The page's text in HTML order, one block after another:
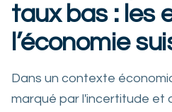
taux bas : les
l’économie
Dans un contexte
marqué par l'incertitude et